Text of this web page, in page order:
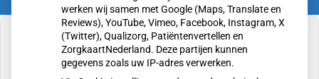
werken wij samen met Google (Maps, Translate en
Reviews), YouTube, Vimeo, Facebook, Instagram, X
(Twitter), Qualizorg, Patiëntenvertellen en
ZorgkaartNederland. Deze partijen kunnen
gegevens zoals uw IP-adres verwerken.